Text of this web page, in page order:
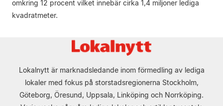
omkring 12 procent vilket innebär cirka 1,4 miljoner lediga
kvadratmeter.
Lokalnytt är marknadsledande inom förmedling av lediga
lokaler med fokus på storstadsregionerna Stockholm,
Göteborg, Öresund, Uppsala, Linköping och Norrköping.